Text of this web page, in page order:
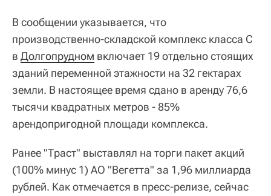
В сообщении указывается, что
производственно-складской комплекс класса С
в Долгопрудном включает 19 отдельно стоящих
зданий переменной этажности на 32 гектарах
земли. В настоящее время сдано в аренду 76,6
тысячи квадратных метров - 85%
арендопригодной площади комплекса.
Ранее "Траст" выставлял на торги пакет акций
(100% минус 1) АО "Вегетта" за 1,96 миллиарда
рублей. Как отмечается в пресс-релизе, сейчас